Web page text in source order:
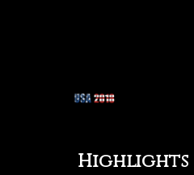
Highlights